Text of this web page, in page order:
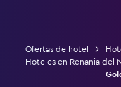
Ofertas de hotel
Hoteles en Renania del